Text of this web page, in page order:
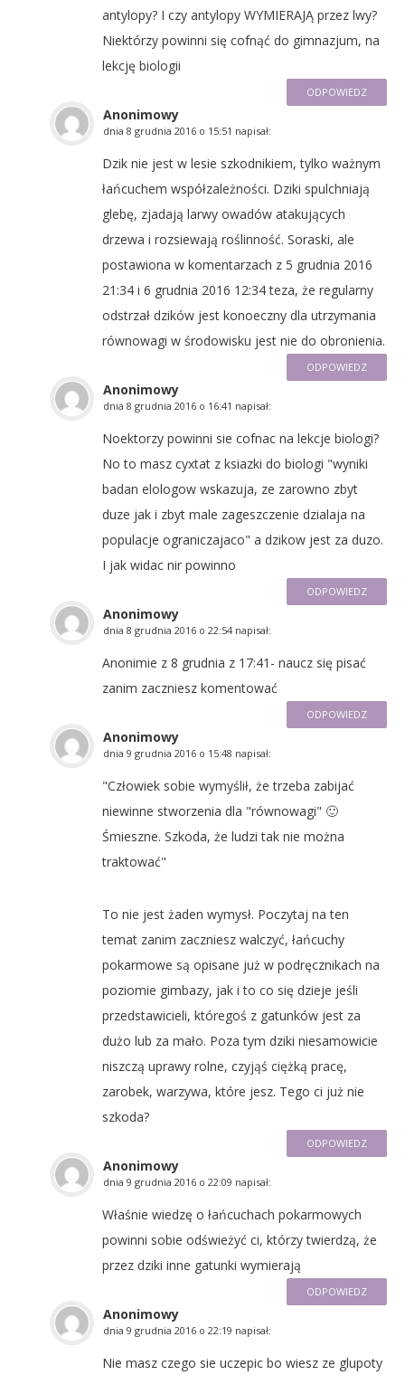
antylopy? I czy antylopy WYMIERAJĄ przez lwy?
Niektórzy powinni się cofnąć do gimnazjum, na
lekcję biologii
ODPOWIEDZ
Anonimowy
dnia 8 grudnia 2016 o 15:51 napisał:
Dzik nie jest w lesie szkodnikiem, tylko ważnym
łańcuchem współzależności. Dziki spulchniają
glebę, zjadają larwy owadów atakujących
drzewa i rozsiewają roślinność. Soraski, ale
postawiona w komentarzach z 5 grudnia 2016
21:34 i 6 grudnia 2016 12:34 teza, że regularny
odstrzał dzików jest konoeczny dla utrzymania
równowagi w środowisku jest nie do obronienia.
ODPOWIEDZ
Anonimowy
dnia 8 grudnia 2016 o 16:41 napisał:
Noektorzy powinni sie cofnac na lekcje biologi?
No to masz cyxtat z ksiazki do biologi "wyniki
badan elologow wskazuja, ze zarowno zbyt
duze jak i zbyt male zageszczenie dzialaja na
populacje ograniczajaco" a dzikow jest za duzo.
I jak widac nir powinno
ODPOWIEDZ
Anonimowy
dnia 8 grudnia 2016 o 22:54 napisał:
Anonimie z 8 grudnia z 17:41- naucz się pisać
zanim zaczniesz komentować
ODPOWIEDZ
Anonimowy
dnia 9 grudnia 2016 o 15:48 napisał:
"Człowiek sobie wymyślił, że trzeba zabijać
niewinne stworzenia dla "równowagi" 🙂
Śmieszne. Szkoda, że ludzi tak nie można
traktować"
To nie jest żaden wymysł. Poczytaj na ten
temat zanim zaczniesz walczyć, łańcuchy
pokarmowe są opisane już w podręcznikach na
poziomie gimbazy, jak i to co się dzieje jeśli
przedstawicieli, któregoś z gatunków jest za
dużo lub za mało. Poza tym dziki niesamowicie
niszczą uprawy rolne, czyjąś ciężką pracę,
zarobek, warzywa, które jesz. Tego ci już nie
szkoda?
ODPOWIEDZ
Anonimowy
dnia 9 grudnia 2016 o 22:09 napisał:
Właśnie wiedzę o łańcuchach pokarmowych
powinni sobie odświeżyć ci, którzy twierdzą, że
przez dziki inne gatunki wymierają
ODPOWIEDZ
Anonimowy
dnia 9 grudnia 2016 o 22:19 napisał:
Nie masz czego sie uczepic bo wiesz ze glupoty